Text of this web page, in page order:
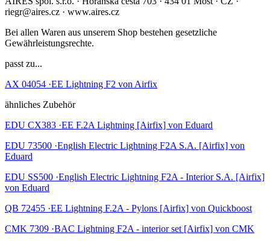
riegr@aires.cz · www.aires.cz
Bei allen Waren aus unserem Shop bestehen gesetzliche
Gewährleistungsrechte.
passt zu...
AX 04054 ·EE Lightning F2 von Airfix
ähnliches Zubehör
EDU CX383 ·EE F.2A Lightning [Airfix] von Eduard
EDU 73500 ·English Electric Lightning F2A S.A. [Airfix] von
Eduard
EDU SS500 ·English Electric Lightning F2A - Interior S.A. [Airfix]
von Eduard
QB 72455 ·EE Lightning F.2A - Pylons [Airfix] von Quickboost
CMK 7309 ·BAC Lightning F2A - interior set [Airfix] von CMK